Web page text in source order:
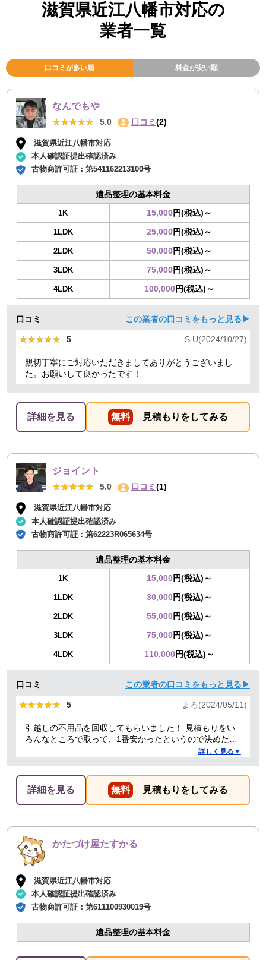
滋賀県近江八幡市対応の
業者一覧
口コミが多い順 料金が安い順
なんでもや
★★★★★
★★★★★ 5.0 口コミ (2)
滋賀県近江八幡市対応
本人確認証提出確認済み
古物商許可証：第541162213100号
遺品整理の基本料金
1K 15,000円(税込)～
1LDK 25,000円(税込)～
2LDK 50,000円(税込)～
3LDK 75,000円(税込)～
4LDK 100,000円(税込)～
口コミ この業者の口コミをもっと見る▶
★★★★★
★★★★★ 5 S.U(2024/10/27)
親切丁寧にご対応いただきましてありがとうございまし
た。お願いして良かったです！
詳細を見る 無料 見積もりをしてみる
ジョイント
★★★★★
★★★★★ 5.0 口コミ(1)
滋賀県近江八幡市対応
本人確認証提出確認済み
古物商許可証：第62223R065634号
遺品整理の基本料金
1K 15,000円(税込)～
1LDK 30,000円(税込)～
2LDK 55,000円(税込)～
3LDK 75,000円(税込)～
4LDK 110,000円(税込)～
口コミ この業者の口コミをもっと見る▶
★★★★★
★★★★★ 5 まろ(2024/05/11)
引越しの不用品を回収してもらいました！ 見積もりをい
ろんなところで取って、1番安かったというので決めたの
ですが、 対応や話し方も、丁寧で優しく、 作業自体も素
詳しく見る▼
詳細を見る 無料 見積もりをしてみる
かたづけ屋たすかる
滋賀県近江八幡市対応
本人確認証提出確認済み
古物商許可証：第611100930019号
遺品整理の基本料金